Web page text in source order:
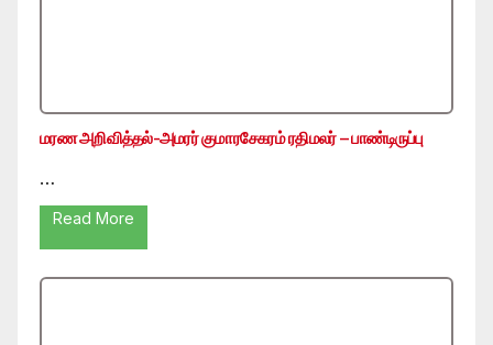
மரண அறிவித்தல்-அமரர் குமாரசேகரம் ரதிமலர் – பாண்டிருப்பு
…
Read More